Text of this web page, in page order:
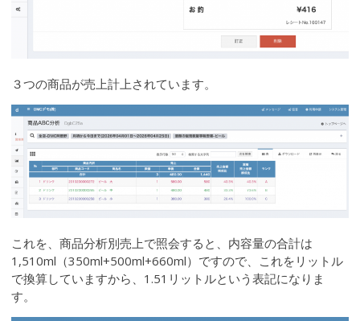
３つの商品が売上計上されています。
これを、商品分析別売上で照会すると、内容量の合計は
1,510ml（350ml+500ml+660ml）ですので、これをリットル
で換算していますから、1.51リットルという表記になりま
す。